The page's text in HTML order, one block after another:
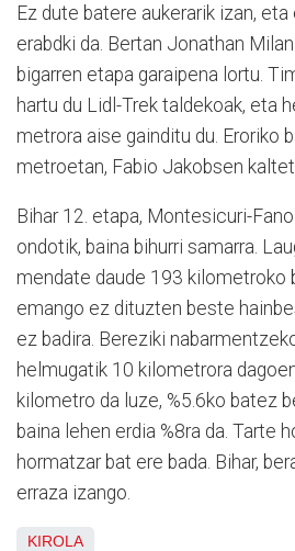
Ez dute batere aukerarik izan,
erabdki da. Bertan Jonathan
bigarren etapa garaipena lortu.
hartu du Lidl-Trek taldekoak, eta
metrora aise gainditu du. Eroriko
metroetan, Fabio Jakobsen
Bihar 12. etapa, Montesicuri-
ondotik, baina bihurri samarra.
mendate daude 193 kilometroko
emango ez dituzten beste
ez badira. Bereziki
helmugatik 10 kilometrora
kilometro da luze, %5.6ko batez
baina lehen erdia %8ra da. Tarte
hormatzar bat ere bada. Bihar,
erraza izango.
KIROLA